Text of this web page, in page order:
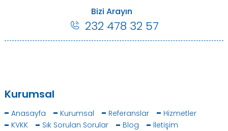
Kurumsal
Anasayfa Kurumsal Referanslar
Hizmetler
KVKK
Sık Sorulan Sorular Blog İletişim
Bizi Arayın
232 478 32 57